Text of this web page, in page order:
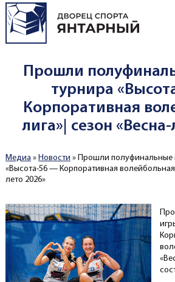
Перейти к основному содержанию
Прошли
турнира
Корпоративная
лига»| сезон
Вы здесь
Медиа» Новости » Прошли полуфинальные
«Высота-56 — Корпоративная волейбольная
лето 2026»